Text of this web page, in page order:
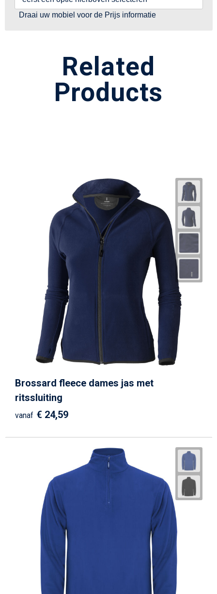
Draai uw mobiel voor de Prijs informatie
Related
Products
Brossard fleece dames jas met
ritssluiting
vanaf € 24,59